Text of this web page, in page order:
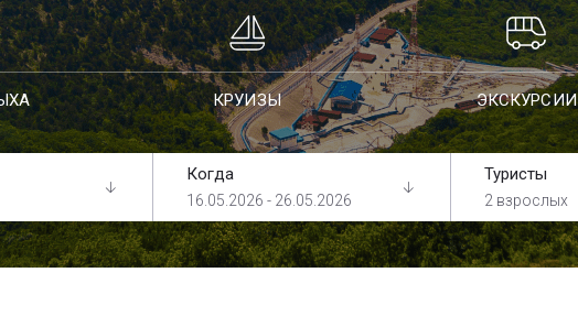
КРУИЗЫ ЭКСКУРСИИ
Когда
16.05.2026 - 26.05.2026
Туристы
2 взрослых